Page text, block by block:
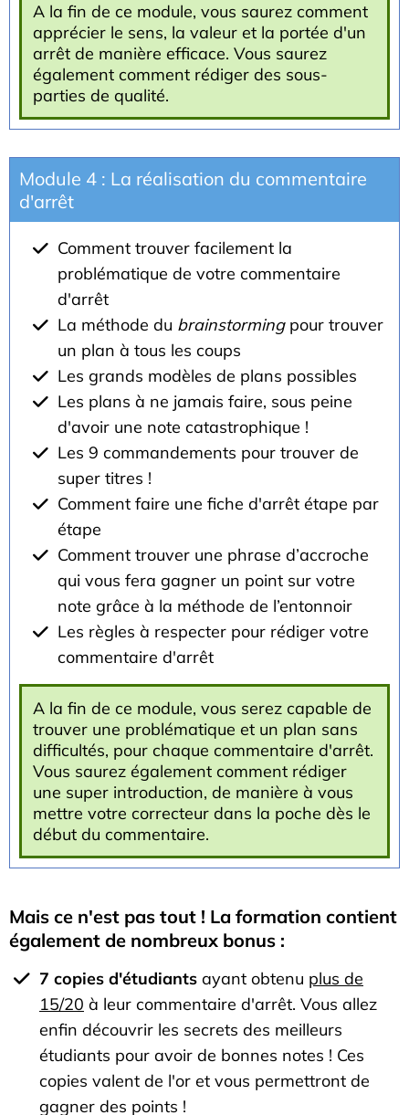
A la fin de ce module, vous saurez comment
apprécier le sens, la valeur et la portée d'un
arrêt de manière efficace. Vous saurez
également comment rédiger des sous-
parties de qualité.
Module 4 : La réalisation du commentaire
d'arrêt
Comment trouver facilement la
problématique de votre commentaire
d'arrêt
La méthode du brainstormingpour trouver
un plan à tous les coups
Les grands modèles de plans possibles
Les plans à ne jamais faire, sous peine
d'avoir une note catastrophique !
Les 9 commandements pour trouver de
super titres !
Comment faire une fiche d'arrêt étape par
étape
Comment trouver une phrase d’accroche
qui vous fera gagner un point sur votre
note grâce à la méthode de l’entonnoir
Les règles à respecter pour rédiger votre
commentaire d'arrêt
A la fin de ce module, vous serez capable de
trouver une problématique et un plan sans
difficultés, pour chaque commentaire d'arrêt.
Vous saurez également comment rédiger
une super introduction, de manière à vous
mettre votre correcteur dans la poche dès le
début du commentaire.
Mais ce n'est pas tout ! La formation contient
également de nombreux bonus :
7 copies d'étudiants ayant obtenu plus de
15/20 à leur commentaire d'arrêt. Vous allez
enfin découvrir les secrets des meilleurs
étudiants pour avoir de bonnes notes ! Ces
copies valent de l'or et vous permettront de
gagner des points !